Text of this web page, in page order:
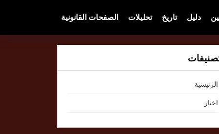
دليل تاريخ تحليلات الصفحات القانونية
الرئيسية
اخبار